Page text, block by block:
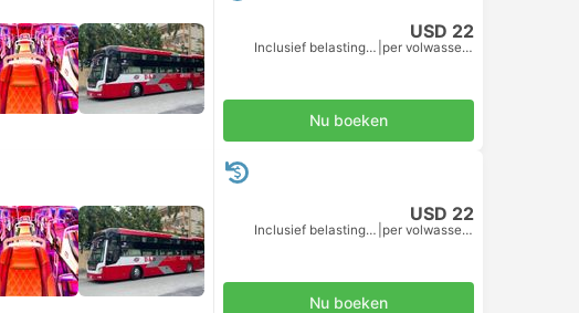
USD 22
Inclusief belastingen per volwassene
Nu boeken
USD 22
Inclusief belastingen per volwassene
Nu boeken